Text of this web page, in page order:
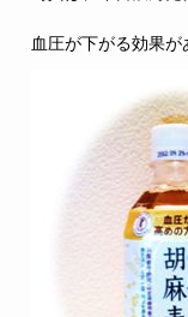
血圧が下がる効果が